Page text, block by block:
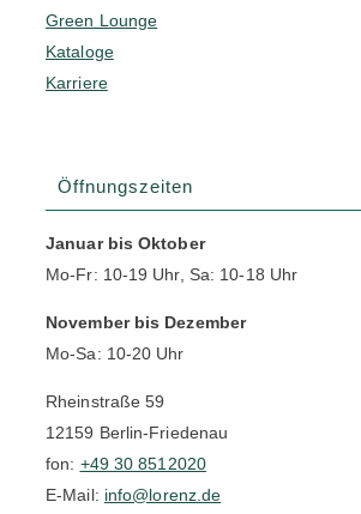
Green Lounge
Kataloge
Karriere
Öffnungszeiten
Januar bis Oktober
Mo-Fr: 10-19 Uhr, Sa: 10-18 Uhr
November bis Dezember
Mo-Sa: 10-20 Uhr
Rheinstraße 59
12159 Berlin-Friedenau
fon: +49 30 8512020
E-Mail: info@lorenz.de